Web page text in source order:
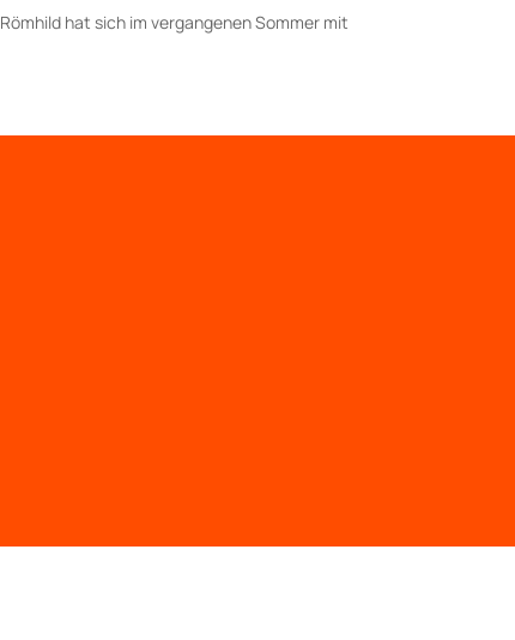
hat sich im vergangenen Sommer mit